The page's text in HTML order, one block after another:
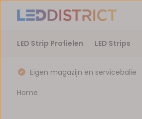
LED Strip Profielen LED Strips
Eigen magazijn en servicebalie
Home